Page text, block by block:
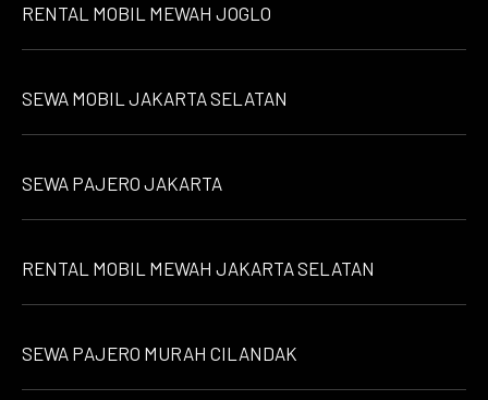
RENTAL MOBIL MEWAH JOGLO
SEWA MOBIL JAKARTA SELATAN
SEWA PAJERO JAKARTA
RENTAL MOBIL MEWAH JAKARTA SELATAN
SEWA PAJERO MURAH CILANDAK